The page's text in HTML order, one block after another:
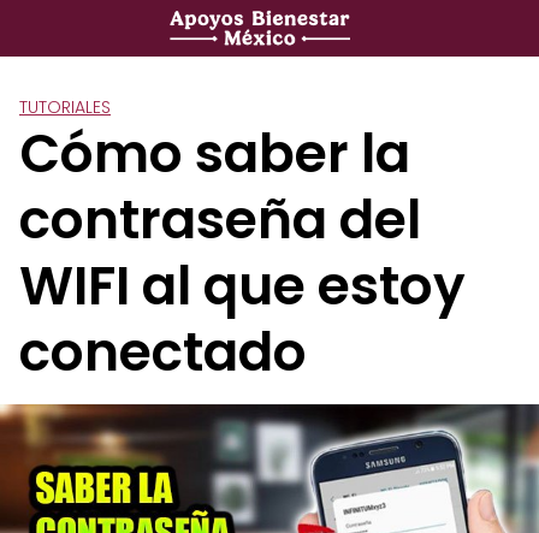
TUTORIALES
Cómo saber la
contraseña del
WIFI al que estoy
conectado